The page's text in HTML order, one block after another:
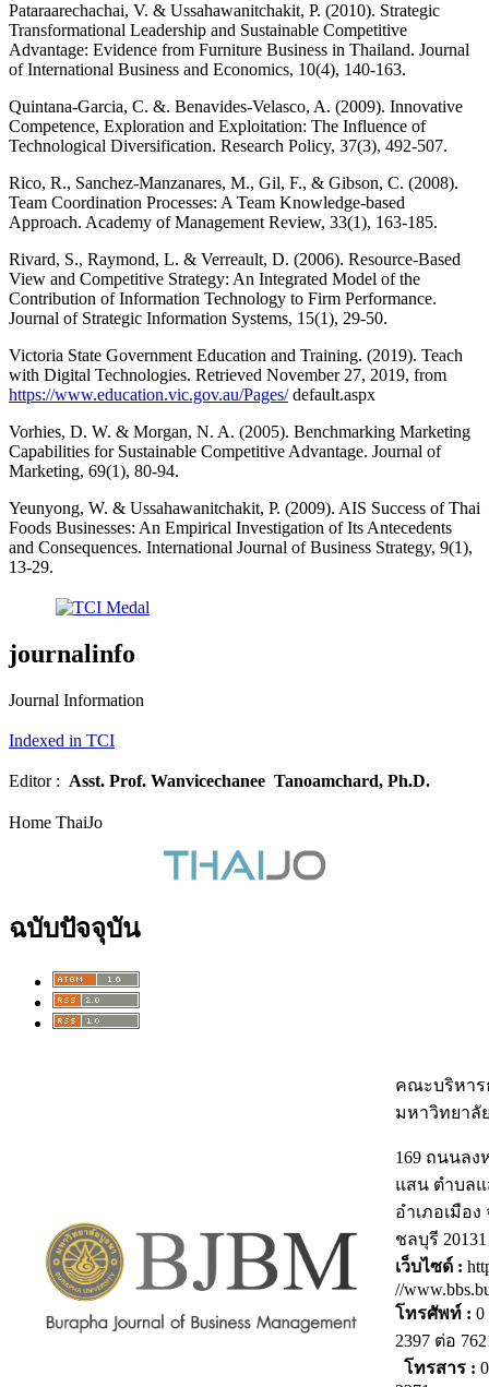
Pataraarechachai, V. & Ussahawanitchakit, P. (2010). Strategic
Transformational Leadership and Sustainable Competitive
Advantage: Evidence from Furniture Business in Thailand. Journal
of International Business and Economics, 10(4), 140-163.
Quintana-Garcia, C. &. Benavides-Velasco, A. (2009). Innovative
Competence, Exploration and Exploitation: The Influence of
Technological Diversification. Research Policy, 37(3), 492-507.
Rico, R., Sanchez-Manzanares, M., Gil, F., & Gibson, C. (2008).
Team Coordination Processes: A Team Knowledge-based
Approach. Academy of Management Review, 33(1), 163-185.
Rivard, S., Raymond, L. & Verreault, D. (2006). Resource-Based
View and Competitive Strategy: An Integrated Model of the
Contribution of Information Technology to Firm Performance.
Journal of Strategic Information Systems, 15(1), 29-50.
Victoria State Government Education and Training. (2019). Teach
with Digital Technologies. Retrieved November 27, 2019, from
https://www.education.vic.gov.au/Pages/default.aspx
Vorhies, D. W. & Morgan, N. A. (2005). Benchmarking Marketing
Capabilities for Sustainable Competitive Advantage. Journal of
Marketing, 69(1), 80-94.
Yeunyong, W. & Ussahawanitchakit, P. (2009). AIS Success of Thai
Foods Businesses: An Empirical Investigation of Its Antecedents
and Consequences. International Journal of Business Strategy, 9(1),
13-29.
journalinfo
Journal Information
Indexed in TCI
Editor : Asst. Prof. Wanvicechanee Tanoamchard, Ph.D.
Home ThaiJo
ฉบับปัจจุบัน
คณะบริหาร
มหาวิทยาลั
169 ถนนลง
แสน ตำบล
อำเภอเมือง
ชลบุรี 20131
เว็บไซด์ :
//
โทรศัพท์ : 0
2397 ต่อ
โทรสาร :